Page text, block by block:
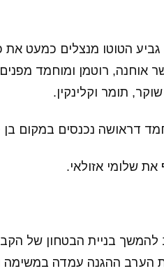
לא גביע הטוטו מנצלים כמעט
אוחנה, רוטמן ומוחמד
תומר וקלינקין.
חשוב להמשך בניית הבטחון של
הערב ההגנה עמדה